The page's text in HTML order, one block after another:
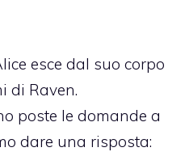
esce dal suo corpo
di Raven.
poste le domande a
dare una risposta: